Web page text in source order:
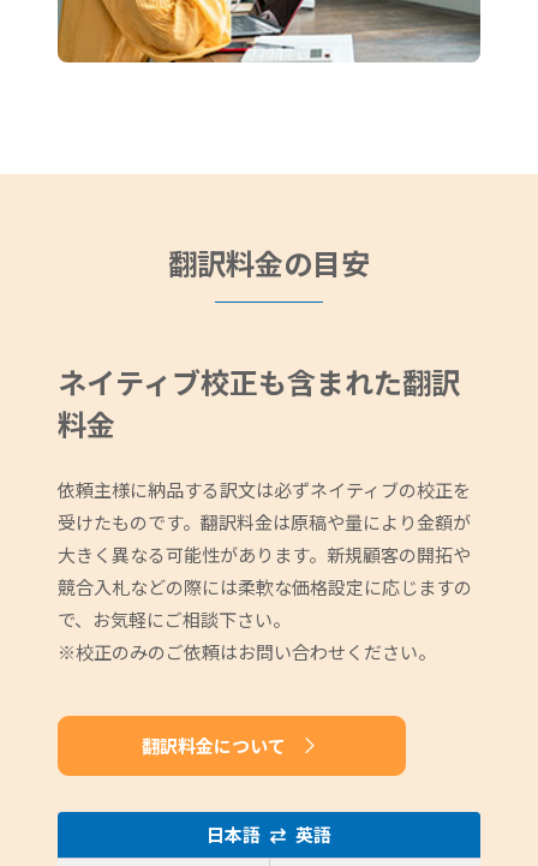
翻訳料金の目安
ネイティブ校正も含まれた翻訳
料金
依頼主様に納品する訳文は必ずネイティブの校正を
受けたものです。翻訳料金は原稿や量により金額が
大きく異なる可能性があります。新規顧客の開拓や
競合入札などの際には柔軟な価格設定に応じますの
で、お気軽にご相談下さい。
※校正のみのご依頼はお問い合わせください。
翻訳料金について
日本語
英語